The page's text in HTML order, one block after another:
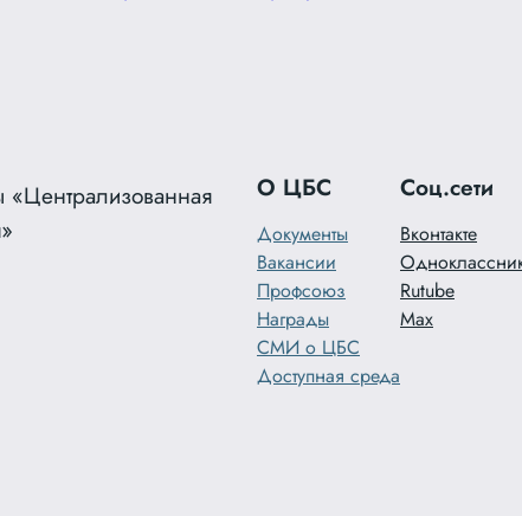
О ЦБС
Документы
Вакансии
Профсоюз
Награды
СМИ о ЦБС
Доступная среда
Соц.сети
Вконтакте
Rutube
Max